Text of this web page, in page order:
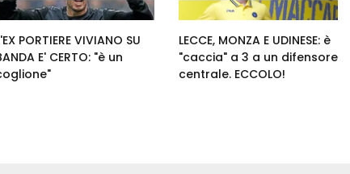
PORTIERE VIVIANO SU
E' CERTO: "è un
LECCE, MONZA E UDINESE: è
"caccia" a 3 a un difensore
centrale. ECCOLO!